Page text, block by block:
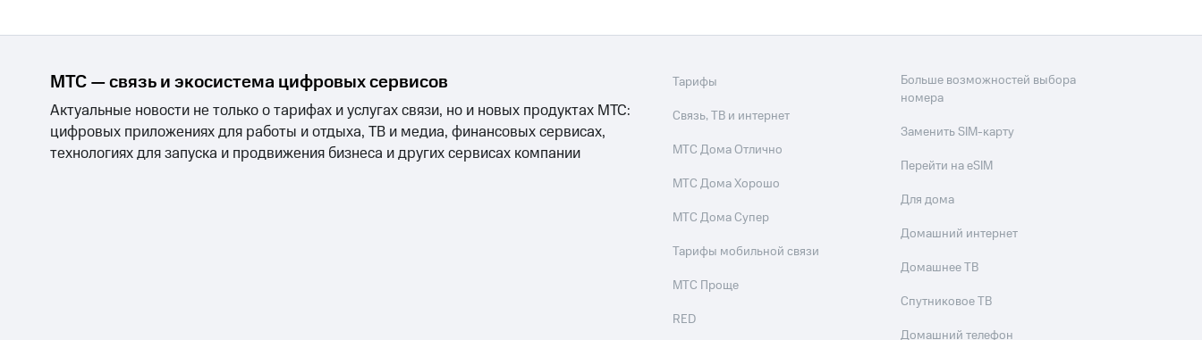
МТС — связь и экосистема цифровых сервисов
Актуальные новости не только о тарифах и услугах связи, но и новых продуктах МТС:
цифровых приложениях для работы и отдыха, ТВ и медиа, финансовых сервисах,
технологиях для запуска и продвижения бизнеса и других сервисах компании
Тарифы
Связь, ТВ и интернет
МТС Дома Отлично
МТС Дома Хорошо
МТС Дома Супер
Тарифы мобильной связи
МТС Проще
RED
Больше возможностей выбора
номера
Заменить SIM-карту
Перейти на eSIM
Для дома
Домашний интернет
Домашнее ТВ
Спутниковое ТВ
Домашний телефон